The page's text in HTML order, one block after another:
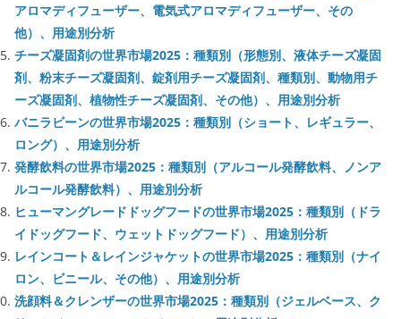
アロマディフューザー、電気式アロマディフューザー、その
他）、用途別分析
チーズ凝固剤の世界市場2025：種類別（形態別、液体チーズ凝固
剤、粉末チーズ凝固剤、錠剤用チーズ凝固剤、種類別、動物用チ
ーズ凝固剤、植物性チーズ凝固剤、その他）、用途別分析
バニラビーンの世界市場2025：種類別（ショート、レギュラー、
ロング）、用途別分析
発酵飲料の世界市場2025：種類別（アルコール発酵飲料、ノンア
ルコール発酵飲料）、用途別分析
ヒューマングレードドッグフードの世界市場2025：種類別（ドラ
イドッグフード、ウェットドッグフード）、用途別分析
レインコート＆レインジャケットの世界市場2025：種類別（ナイ
ロン、ビニール、その他）、用途別分析
洗顔料＆クレンザーの世界市場2025：種類別（ジェルベース、ク